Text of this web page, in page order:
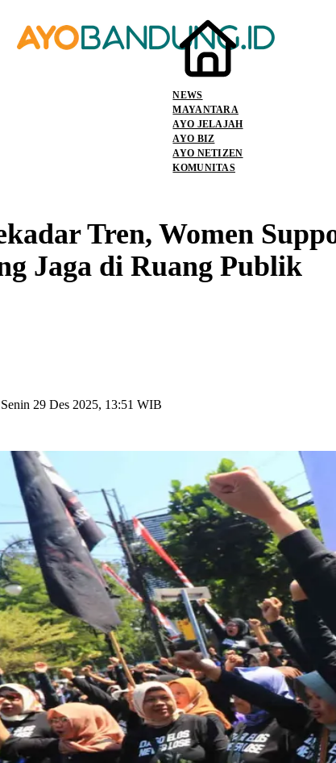
NEWS
MAYANTARA
AYO JELAJAH
AYO BIZ
AYO NETIZEN
KOMUNITAS
Tren, Women
Jaga di Ruang Publik
Senin 29 Des 2025, 13:51 WIB